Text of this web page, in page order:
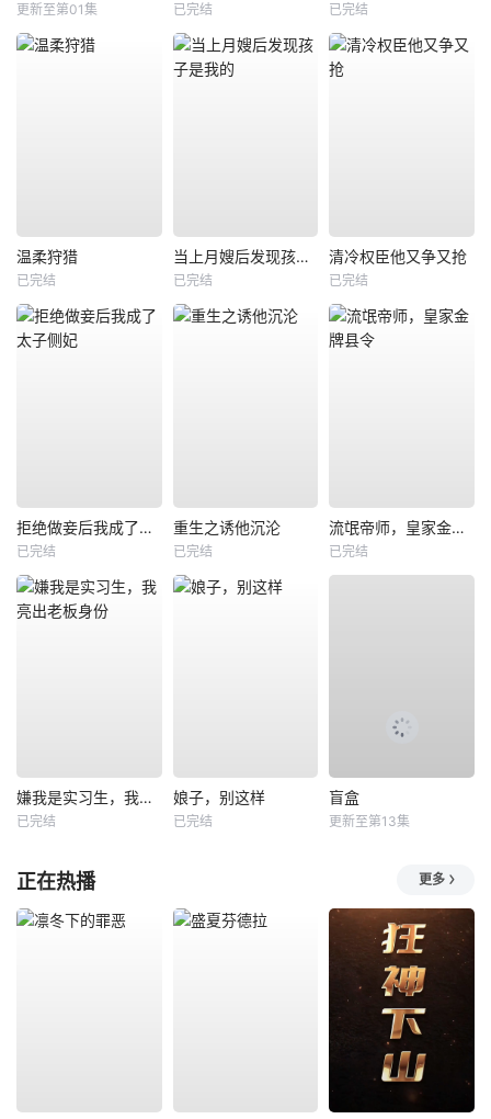
更新至第01集 已完结 已完结
温柔狩猎
已完结
当上月嫂后发现孩子是我的
已完结
清冷权臣他又争又抢
已完结
拒绝做妾后我成了太子侧妃
已完结
重生之诱他沉沦
已完结
流氓帝师，皇家金牌县令
已完结
嫌我是实习生，我亮出老板身份
已完结
娘子，别这样
已完结
盲盒
更新至第13集
正在热播 更多